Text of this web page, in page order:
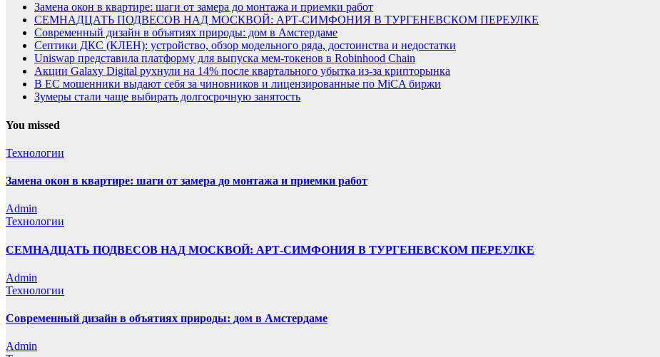
Замена окон в квартире: шаги от замера до монтажа и приемки работ
СЕМНАДЦАТЬ ПОДВЕСОВ НАД МОСКВОЙ: АРТ-СИМФОНИЯ В ТУРГЕНЕВСКОМ ПЕРЕУЛКЕ
Современный дизайн в объятиях природы: дом в Амстердаме
Септики ДКС (КЛЕН): устройство, обзор модельного ряда, достоинства и недостатки
Uniswap представила платформу для выпуска мем-токенов в Robinhood Chain
Акции Galaxy Digital рухнули на 14% после квартального убытка из-за крипторынка
В ЕС мошенники выдают себя за чиновников и лицензированные по MiCA биржи
Зумеры стали чаще выбирать долгосрочную занятость
You missed
Технологии
Замена окон в квартире: шаги от замера до монтажа и приемки работ
Admin
Технологии
СЕМНАДЦАТЬ ПОДВЕСОВ НАД МОСКВОЙ: АРТ-СИМФОНИЯ В ТУРГЕНЕВСКОМ ПЕРЕУЛКЕ
Admin
Технологии
Современный дизайн в объятиях природы: дом в Амстердаме
Admin